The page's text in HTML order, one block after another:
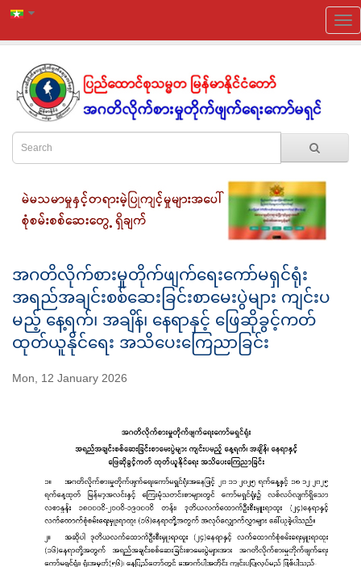
အဂတိလိုက်စားမှုတိုက်ဖျက်ရေးကော်မရှင်ရုံး
အရည်အချင်းစစ်ဆေးခြင်းစာမေးပွဲများ ကျင်းပ
မည့် နေ့ရက်၊ အချိန်၊ နေရာနှင့် ဖြေဆိုခွင့်ကတ်
ထုတ်ယူနိုင်ရေး အသိပေးကြေညာခြင်း
Mon, 12 January 2026